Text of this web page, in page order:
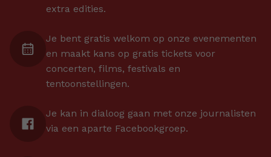
extra edities.
Je bent gratis welkom op onze evenementen
en maakt kans op gratis tickets voor
concerten, films, festivals en
tentoonstellingen.
Je kan in dialoog gaan met onze journalisten
via een aparte Facebookgroep.